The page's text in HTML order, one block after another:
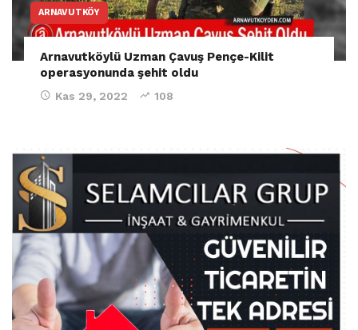
ARNAVUTKÖY
Arnavutköylü Uzman Çavuş Pençe-Kilit
operasyonunda şehit oldu
Kas 29, 2022 108